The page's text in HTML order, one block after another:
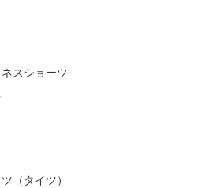
スショーツ
（タイツ）